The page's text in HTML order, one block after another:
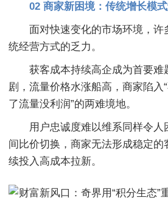
02 商家新困境：传统增长模
面对快速变化的市场环境，许
统经营方式的乏力。
获客成本持续高企成为首要难
剧，流量价格水涨船高，商家陷入
了流量没利润”的两难境地。
用户忠诚度难以维系同样令人
间比价切换，商家无法形成稳定的
续投入高成本拉新。